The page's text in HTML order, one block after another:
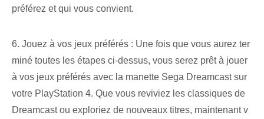
préférez et qui vous convient.
6. Jouez à vos jeux préférés : Une fois que vous aurez ter
miné toutes les étapes ci-dessus, vous serez prêt à jouer
à vos jeux préférés avec la manette Sega Dreamcast sur
votre PlayStation 4. Que vous reviviez les classiques de
Dreamcast ou exploriez de nouveaux titres, maintenant v